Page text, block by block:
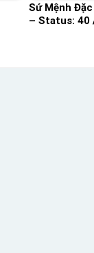
Sứ Mệnh
– Status: 40